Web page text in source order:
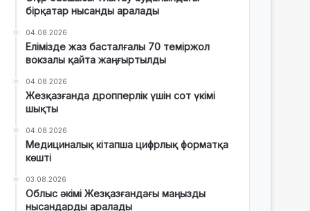
бірқатар нысанды аралады
04.08.2026
Елімізде жаз басталғалы 70 теміржол
вокзалы қайта жаңғыртылды
04.08.2026
Жезқазғанда дропперлік үшін сот үкімі
шықты
04.08.2026
Медициналық кітапша цифрлық форматқа
көшті
03.08.2026
Облыс әкімі Жезқазғандағы маңызды
нысандарды аралады